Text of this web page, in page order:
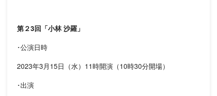
第２3回「小林 沙羅」
･公演日時
2023年3月15日（水）11時開演（10時30分開場）
･出演